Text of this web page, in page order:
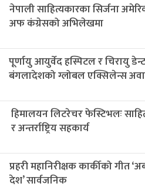
नेपाली साहित्यकारका सिर्जना
अफ कंग्रेसको अभिलेखमा
पूर्णायु आयुर्वेद हस्पिटल र चिरायु
बंगलादेशको ग्लोबल एक्सिलेन्स
हिमालयन लिटरेचर फेस्टिभलः
र अन्तर्राष्ट्रिय सहकार्य
प्रहरी महानिरीक्षक कार्कीको गीत
देश’ सार्वजनिक